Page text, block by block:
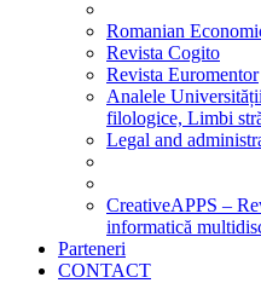
Romanian
Revista Cogito
Revista Euromentor
Analele
filologice, Limbi
Legal and
CreativeAPPS –
informatică
Parteneri
CONTACT